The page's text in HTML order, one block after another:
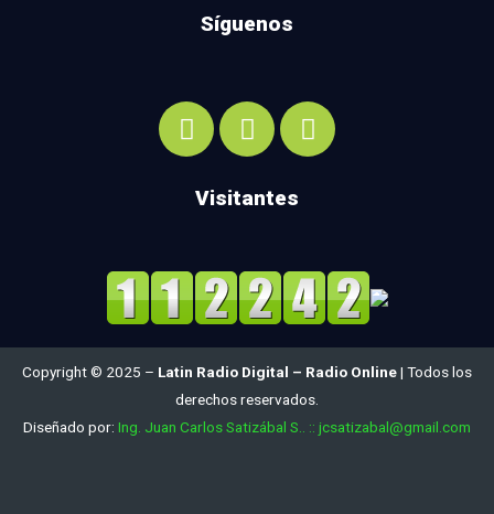
Síguenos
Visitantes
Copyright © 2025 – Latin Radio Digital – Radio Online| Todos los
derechos reservados.
Diseñado por: Ing. Juan Carlos Satizábal S.. :: jcsatizabal@gmail.com